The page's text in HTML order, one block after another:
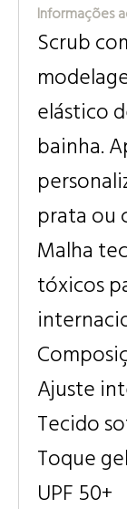
Informações
Scrub
elástico
bainha.
prata ou
Malha
tóxicos
Ajuste
Tecido
Toque
UPF 50+